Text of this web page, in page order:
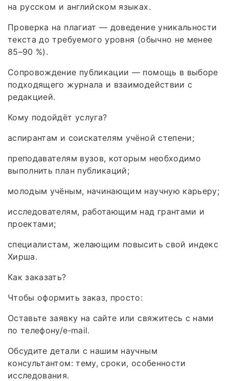
на русском и английском языках.
Проверка на плагиат — доведение уникальности
текста до требуемого уровня (обычно не менее
85–90 %).
Сопровождение публикации — помощь в выборе
подходящего журнала и взаимодействии с
редакцией.
Кому подойдёт услуга?
аспирантам и соискателям учёной степени;
преподавателям вузов, которым необходимо
выполнить план публикаций;
молодым учёным, начинающим научную карьеру;
исследователям, работающим над грантами и
проектами;
специалистам, желающим повысить свой индекс
Хирша.
Как заказать?
Чтобы оформить заказ, просто:
Оставьте заявку на сайте или свяжитесь с нами
по телефону/e‑mail.
Обсудите детали с нашим научным
консультантом: тему, сроки, особенности
исследования.